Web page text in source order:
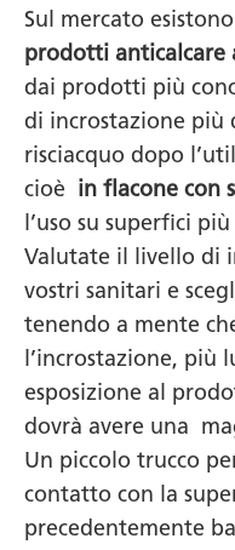
Sul mercato
prodotti anticalcare
dai prodotti più
di incrostazione più
risciacquo dopo
cioè in flacone con
l’uso su superfici
Valutate il livello di
vostri sanitari e
tenendo a mente
l’incrostazione, più
esposizione al
dovrà avere una
Un piccolo trucco
contatto con la
precedentemente